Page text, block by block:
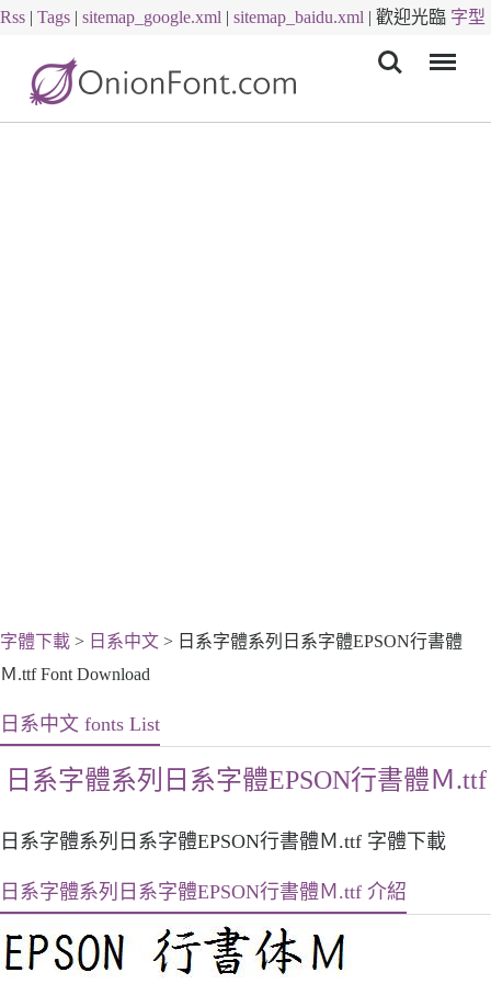
Rss | Tags | sitemap_google.xml | sitemap_baidu.xml | 歡迎光臨 字型
字體下載 > 日系中文 > 日系字體系列日系字體EPSON行書體
Ｍ.ttf Font Download
日系中文 fonts List
日系字體系列日系字體EPSON行書體Ｍ.ttf
日系字體系列日系字體EPSON行書體Ｍ.ttf 字體下載
日系字體系列日系字體EPSON行書體Ｍ.ttf 介紹